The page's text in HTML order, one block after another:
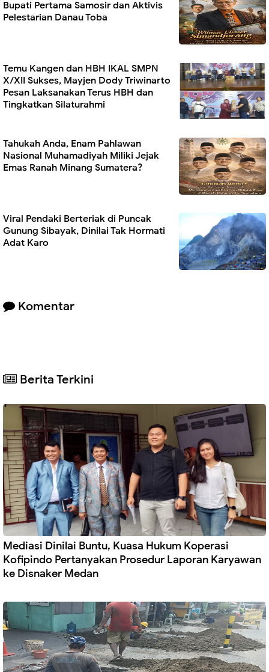
Bupati Pertama Samosir dan Aktivis
Pelestarian Danau Toba
Temu Kangen dan HBH IKAL SMPN
X/XII Sukses, Mayjen Dody Triwinarto
Pesan Laksanakan Terus HBH dan
Tingkatkan Silaturahmi
Tahukah Anda, Enam Pahlawan
Nasional Muhamadiyah Miliki Jejak
Emas Ranah Minang Sumatera?
Viral Pendaki Berteriak di Puncak
Gunung Sibayak, Dinilai Tak Hormati
Adat Karo
Komentar
Berita Terkini
Mediasi Dinilai Buntu, Kuasa Hukum Koperasi
Kofipindo Pertanyakan Prosedur Laporan Karyawan
ke Disnaker Medan